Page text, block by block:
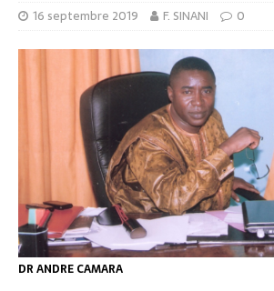
16 septembre 2019 F. SINANI 0
DR ANDRE CAMARA